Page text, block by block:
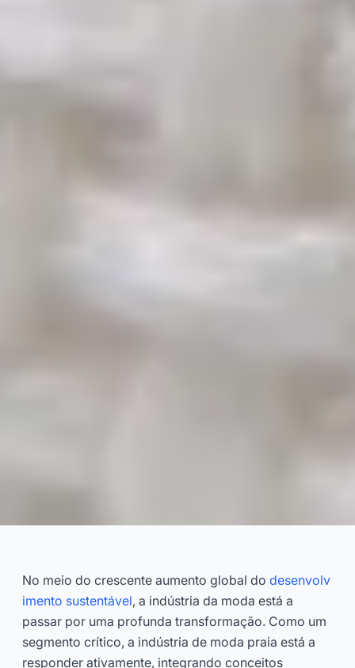
Sustentáveis para Moda Praia
2026-03 Dayu
Consulte Agora
No meio do crescente aumento global do desenvolv
imento sustentável, a indústria da moda está a
passar por uma profunda transformação. Como um
segmento crítico, a indústria de moda praia está a
responder ativamente, integrando conceitos